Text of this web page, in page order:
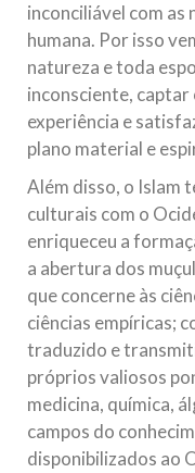
inconciliável com as
humana. Por isso
natureza e toda
inconsciente, captar
experiência e
plano material e
Além disso, o Islam
culturais com o
enriqueceu a
a abertura dos
que concerne às
ciências empíricas;
traduzido e
próprios valiosos
medicina, química,
campos do
disponibilizados ao